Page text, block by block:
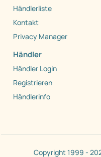
Händlerliste
Kontakt
Privacy Manager
Händler
Händler Login
Registrieren
Händlerinfo
Copyright 1999 -